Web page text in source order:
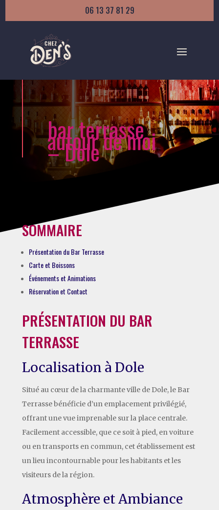
06 13 37 81 29
bar terrasse
autour de moi
– Dole
SOMMAIRE
Présentation du Bar Terrasse
Carte et Boissons
Événements et Animations
Réservation et Contact
PRÉSENTATION DU BAR
TERRASSE
Localisation à Dole
Situé au cœur de la charmante ville de Dole, le Bar
Terrasse bénéficie d’un emplacement privilégié,
offrant une vue imprenable sur la place centrale.
Facilement accessible, que ce soit à pied, en voiture
ou en transports en commun, cet établissement est
un lieu incontournable pour les habitants et les
visiteurs de la région.
Atmosphère et Ambiance